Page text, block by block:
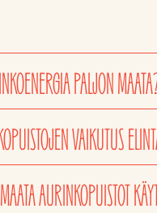
PALJON
VAIKUTUS
AURINKOPUISTOT